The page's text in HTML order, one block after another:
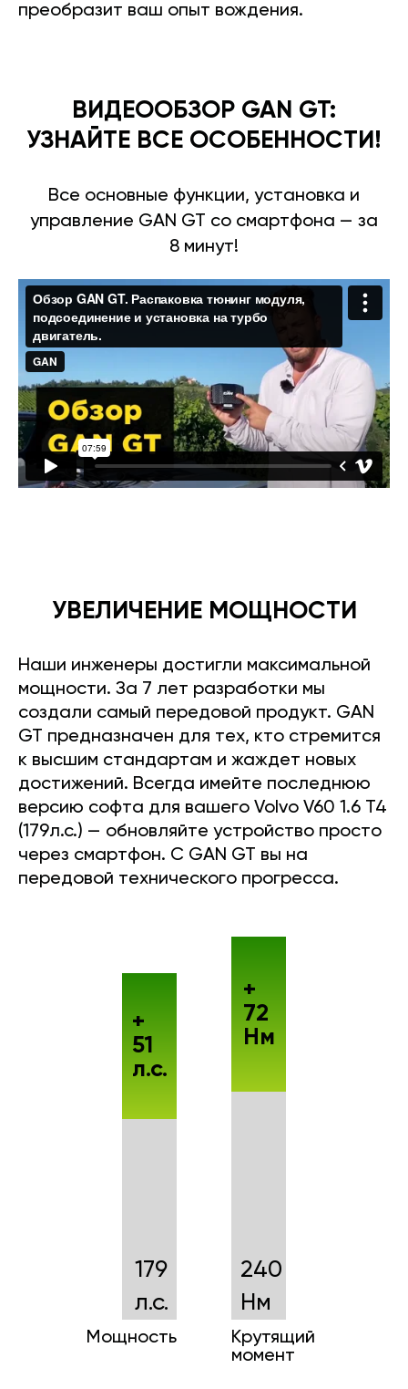
преобразит ваш опыт вождения.
ВИДЕООБЗОР GAN GT:
УЗНАЙТЕ ВСЕ ОСОБЕННОСТИ!
Все основные функции, установка и
управление GAN GT со смартфона — за
8 минут!
УВЕЛИЧЕНИЕ МОЩНОСТИ
Наши инженеры достигли максимальной
мощности. За 7 лет разработки мы
создали самый передовой продукт. GAN
GT предназначен для тех, кто стремится
к высшим стандартам и жаждет новых
достижений. Всегда имейте последнюю
версию софта для вашего Volvo V60 1.6 T4
(179л.с.) — обновляйте устройство просто
через смартфон. С GAN GT вы на
передовой технического прогресса.
179
л.с.
Мощность
+
51
л.с.
240
Нм
Крутящий
момент
+
72
Нм